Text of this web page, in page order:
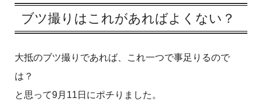
ブツ撮りはこれがあればよくない？
大抵のブツ撮りであれば、これ一つで事足りるので
は？
と思って9月11日にポチりました。